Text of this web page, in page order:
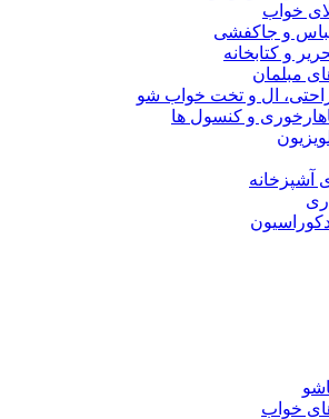
خواب
و جاکفشی
و کتابخانه
مبلمان
ال و تخت خواب شو
و کنسول ها
آشپزخانه
خواب